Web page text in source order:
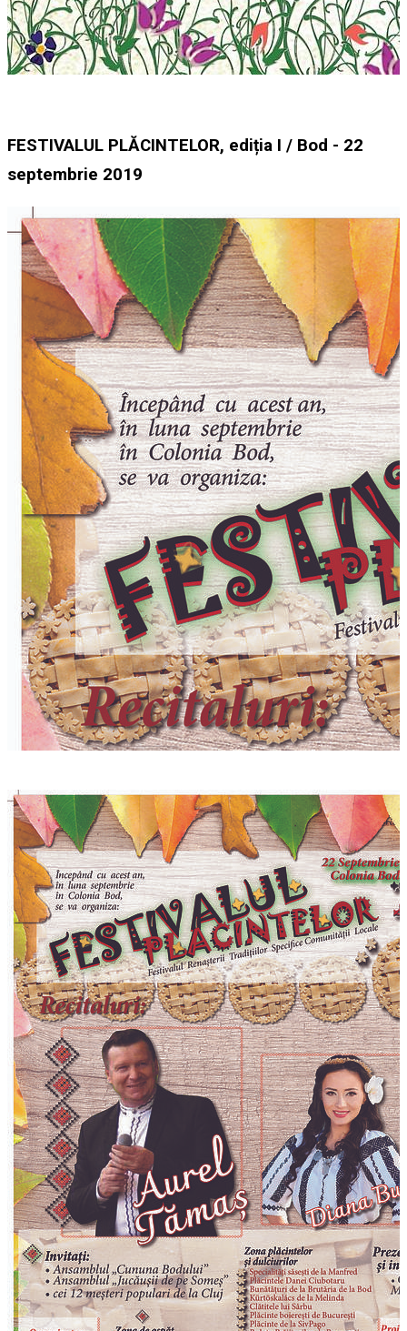
FESTIVALUL PLĂCINTELOR, ediția I / Bod - 22
septembrie 2019